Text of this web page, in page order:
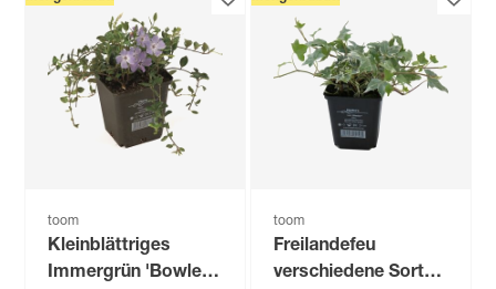
toom
Kleinblättriges
Immergrün 'Bowles'
toom
Freilandefeu
verschiedene Sorten